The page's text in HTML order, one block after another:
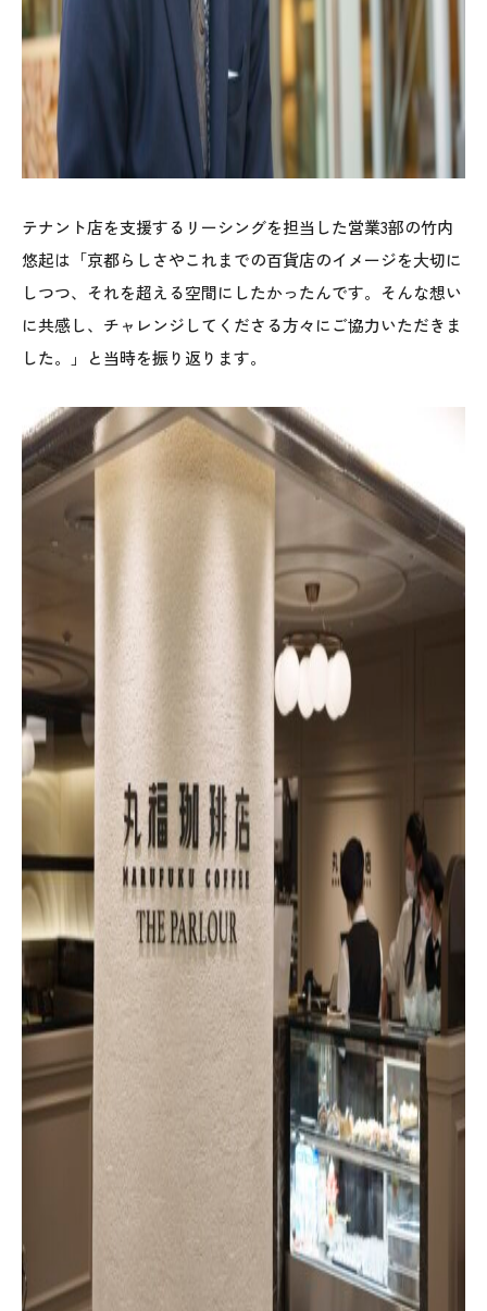
テナント店を支援するリーシングを担当した営業3部の竹内
悠起は「京都らしさやこれまでの百貨店のイメージを大切に
しつつ、それを超える空間にしたかったんです。そんな想い
に共感し、チャレンジしてくださる方々にご協力いただきま
した。」と当時を振り返ります。